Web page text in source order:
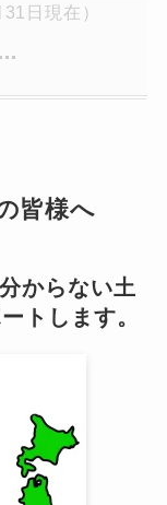
日現在）
皆様へ
からない土
トします。